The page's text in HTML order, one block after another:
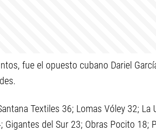
fue el opuesto cubano Dariel
Textiles 36; Lomas Vóley 32; La
del Sur 23; Obras Pocito 18;